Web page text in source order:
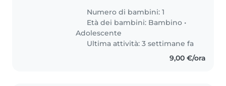
bisogno di aiuto da luglio fino a
dopo l'inserimento alla materna
e all'occorrenza..
Numero di bambini: 1
Età dei bambini: Bambino •
Adolescente
Ultima attività: 3 settimane fa
9,00 €/ora